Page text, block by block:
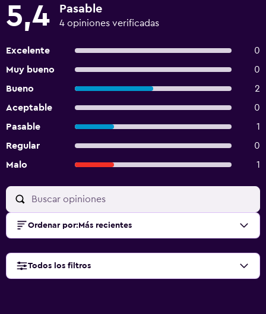
5,4 Pasable
4 opiniones verificadas
Excelente
0
Muy bueno
0
Bueno
2
Aceptable
0
Pasable
1
Regular
0
Malo
1
Ordenar por: Más recientes
Todos los filtros